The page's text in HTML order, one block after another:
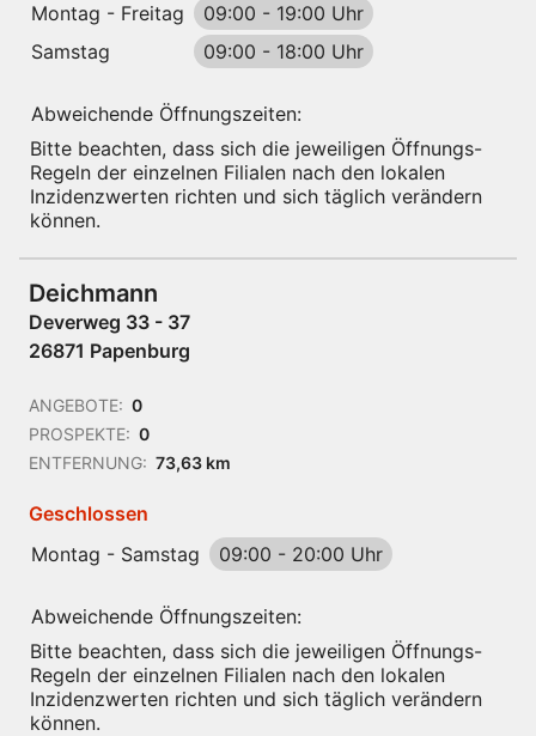
Montag - Freitag
09:00 - 19:00 Uhr
Samstag
09:00 - 18:00 Uhr
Abweichende Öffnungszeiten:
Bitte beachten, dass sich die jeweiligen Öffnungs-
Regeln der einzelnen Filialen nach den lokalen
Inzidenzwerten richten und sich täglich verändern
können.
Deichmann
Deverweg 33 - 37
26871 Papenburg
ANGEBOTE: 0
PROSPEKTE: 0
ENTFERNUNG: 73,63 km
Geschlossen
Montag - Samstag
09:00 - 20:00 Uhr
Abweichende Öffnungszeiten:
Bitte beachten, dass sich die jeweiligen Öffnungs-
Regeln der einzelnen Filialen nach den lokalen
Inzidenzwerten richten und sich täglich verändern
können.